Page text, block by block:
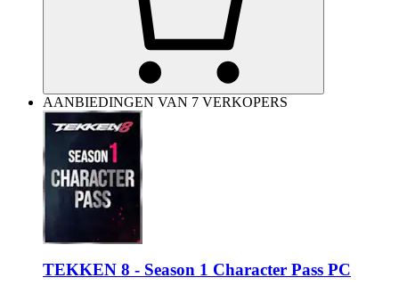
AANBIEDINGEN VAN 7 VERKOPERS
TEKKEN 8 - Season 1 Character Pass PC